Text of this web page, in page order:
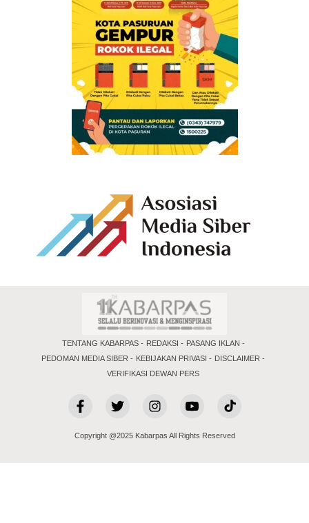
TENTANG KABARPAS REDAKSI
PASANG IKLAN
PEDOMAN MEDIA SIBER
KEBIJAKAN PRIVASI
DISCLAIMER
VERIFIKASI DEWAN PERS
Copyright @2025 Kabarpas All Rights Reserved